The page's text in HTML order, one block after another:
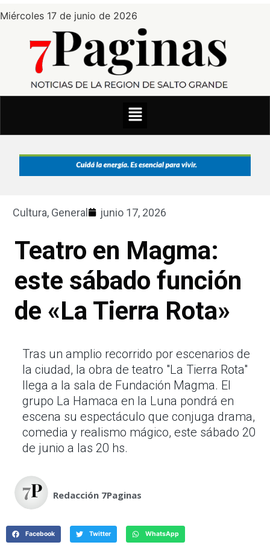
Miércoles 17 de junio de 2026
Cultura, General junio 17, 2026
Teatro en Magma:
este sábado función
de «La Tierra Rota»
Tras un amplio recorrido por escenarios de
la ciudad, la obra de teatro "La Tierra Rota"
llega a la sala de Fundación Magma. El
grupo La Hamaca en la Luna pondrá en
escena su espectáculo que conjuga drama,
comedia y realismo mágico, este sábado 20
de junio a las 20 hs.
Redacción 7Paginas
Facebook Twitter WhatsApp